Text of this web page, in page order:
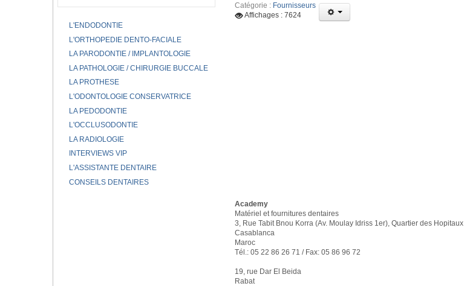
Catégorie : Fournisseurs
Affichages : 7624
Academy
Matériel et fournitures dentaires
3, Rue Tabit Bnou Korra (Av. Moulay Idriss 1er), Quartier des Hopitaux
Casablanca
Maroc
Tél.: 05 22 86 26 71 / Fax: 05 86 96 72
19, rue Dar El Beida
Rabat
L'ENDODONTIE
L'ORTHOPEDIE DENTO-FACIALE
LA PARODONTIE / IMPLANTOLOGIE
LA PATHOLOGIE / CHIRURGIE BUCCALE
LA PROTHESE
L'ODONTOLOGIE CONSERVATRICE
LA PEDODONTIE
L'OCCLUSODONTIE
LA RADIOLOGIE
INTERVIEWS VIP
L'ASSISTANTE DENTAIRE
CONSEILS DENTAIRES